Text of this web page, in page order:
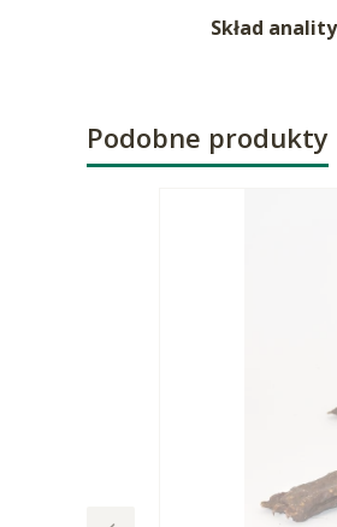
Skład
Podobne produkty